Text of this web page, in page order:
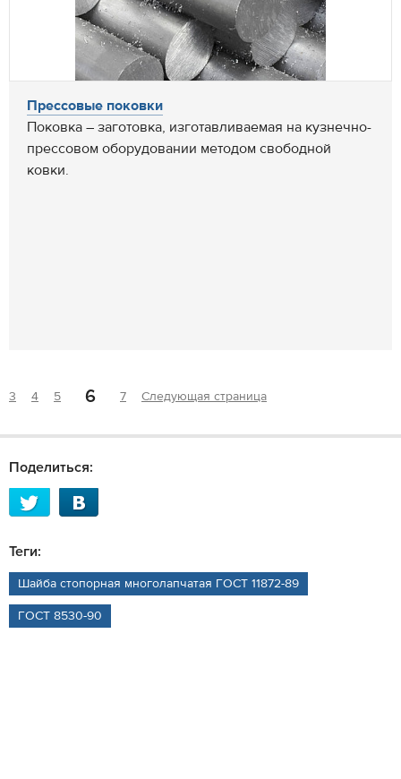
Прессовые поковки
Поковка – заготовка, изготавливаемая на кузнечно-
прессовом оборудовании методом свободной
ковки.
3 4 5 6 7 Следующая страница
Поделиться:
Теги:
Шайба стопорная многолапчатая ГОСТ 11872-89
ГОСТ 8530-90